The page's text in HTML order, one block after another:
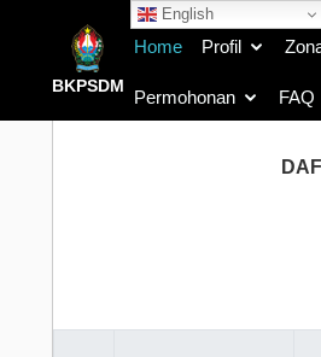
English
BKPSDM
Home Profil
Permohonan FAQ